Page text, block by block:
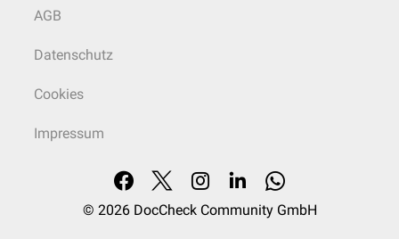
AGB
Datenschutz
Cookies
Impressum
© 2026 DocCheck Community GmbH